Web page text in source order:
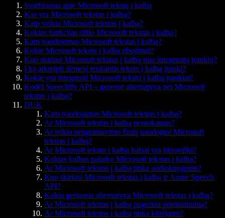
Svarbiausia apie Microsoft tekstą į kalbą
Kas yra Microsoft tekstas į kalbą?
Kaip veikia Microsoft tekstas į kalbą?
Kokias funkcijas siūlo Microsoft tekstas į kalbą?
Kam naudojamas Microsoft tekstas į kalbą?
Kokie Microsoft teksto į kalbą ribojimai?
Kuo skiriasi Microsoft tekstas į kalbą nuo integruotų įrankių?
Į ką atkreipti dėmesį renkantis teksto į kalbą įrankį?
Kokie yra integruoti Microsoft teksto į kalbą įrankiai?
Kodėl Speechify API – geresnė alternatyva nei Microsoft
tekstas į kalbą?
DUK
Kam naudojamas Microsoft tekstas į kalbą?
Ar Microsoft tekstas į kalbą nemokamas?
Ar reikia programavimo žinių naudojant Microsoft
tekstas į kalbą?
Ar Microsoft teksto į kalbą balsai yra tikroviški?
Kokias kalbas palaiko Microsoft tekstas į kalbą?
Ar Microsoft tekstas į kalbą tinka audioknygoms?
Kuo skiriasi Microsoft tekstas į kalbą ir Azure Speech
API?
Kokia geriausia alternatyva Microsoft tekstas į kalbą?
Ar Microsoft tekstas į kalbą pagerina prieinamumą?
Ar Microsoft tekstas į kalbą tinka kūrėjams?